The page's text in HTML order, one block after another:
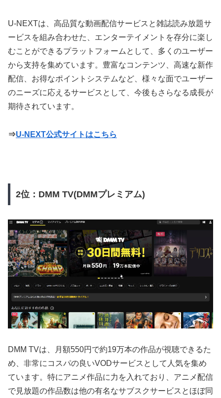
U-NEXTは、高品質な動画配信サービスと雑誌読み放題サ
ービスを組み合わせた、エンターテイメントを存分に楽し
むことができるプラットフォームとして、多くのユーザー
から支持を集めています。豊富なコンテンツ、高速な新作
配信、お得なポイントシステムなど、様々な面でユーザー
のニーズに応えるサービスとして、今後もさらなる成長が
期待されています。
⇒U-NEXT公式サイトはこちら
2位：DMM TV(DMMプレミアム)
DMM TVは、月額550円で約19万本の作品が視聴できるた
め、非常にコスパの良いVODサービスとして人気を集め
ています。特にアニメ作品に力を入れており、アニメ配信
で見放題の作品数は他の有名なサブスクサービスとほぼ同